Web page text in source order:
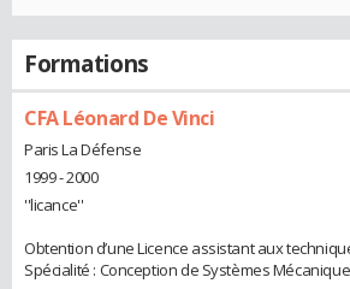
Formations
CFA Léonard De Vinci
Paris La Défense
1999 - 2000
''licance''
Obtention d’une Licence assistant aux
Spécialité : Conception de Systèmes